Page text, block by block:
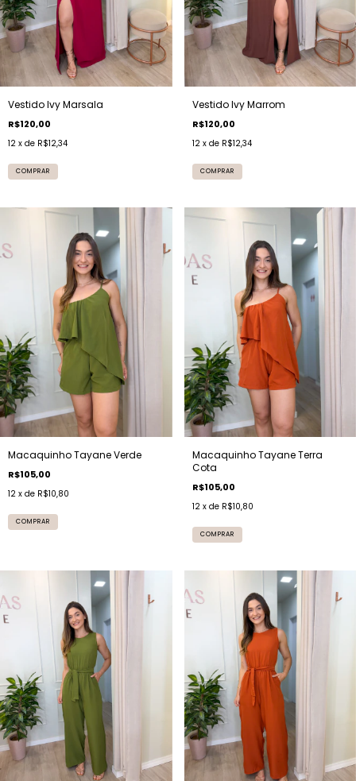
Vestido Ivy Marsala
R$120,00
12 x de R$12,34
COMPRAR
Vestido Ivy Marrom
R$120,00
12 x de R$12,34
COMPRAR
Macaquinho Tayane Verde
R$105,00
12 x de R$10,80
COMPRAR
Macaquinho Tayane Terra
Cota
R$105,00
12 x de R$10,80
COMPRAR